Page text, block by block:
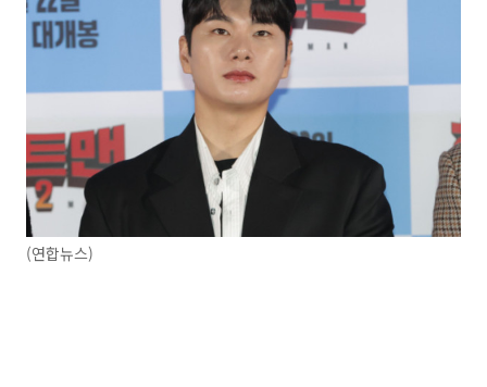
(연합뉴스)